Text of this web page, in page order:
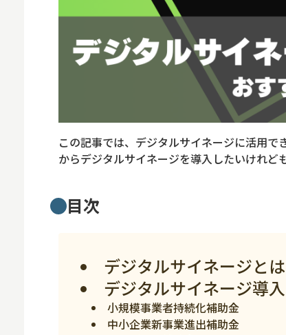
VPN
スマート〇〇
スマート農業
ドローン
ロボット
スマート物流
デジタルサイネ
カメラ
Wi-Fi
この記事では、デジタルサイネージに活用
からデジタルサイネージを導入したいけれど
目次
デジタルサイネージとは
デジタルサイネージ導
小規模事業者持続化補助金
中小企業新事業進出補助金